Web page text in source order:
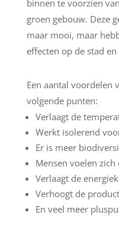
binnen te voorzien
groen gebouw. Deze
maar mooi, maar
effecten op de stad en
Een aantal voordelen
volgende punten:
Verlaagt de
Werkt isolerend
Er is meer
Mensen voelen zich
Verlaagt de
Verhoogt de
En veel meer